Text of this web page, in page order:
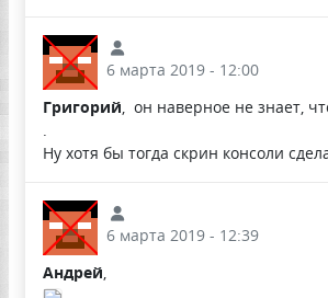
6 марта 2019 - 12:00
Григорий, он наверное не знает,
.
Ну хотя бы тогда скрин консоли
6 марта 2019 - 12:39
Андрей,